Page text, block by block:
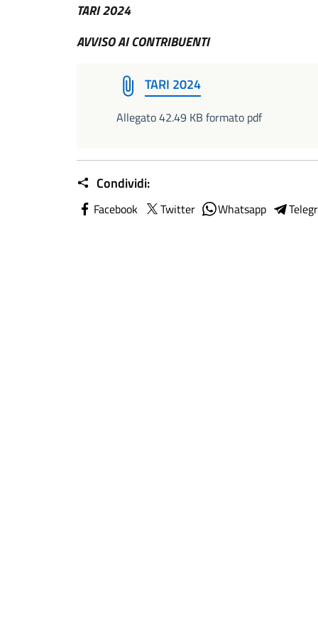
TARI 2024
AVVISO AI CONTRIBUENTI
TARI 2024
Allegato 42.49 KB formato pdf
Condividi:
Facebook Twitter Whatsapp